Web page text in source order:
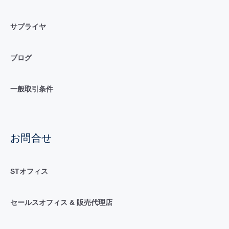
サプライヤ
ブログ
一般取引条件
お問合せ
STオフィス
セールスオフィス & 販売代理店